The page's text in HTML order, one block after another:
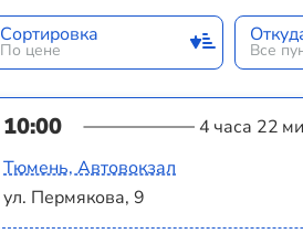
Сортировка
По цене Все
10:00 4 часа 22
Тюмень, Автовокзал
ул. Пермякова, 9